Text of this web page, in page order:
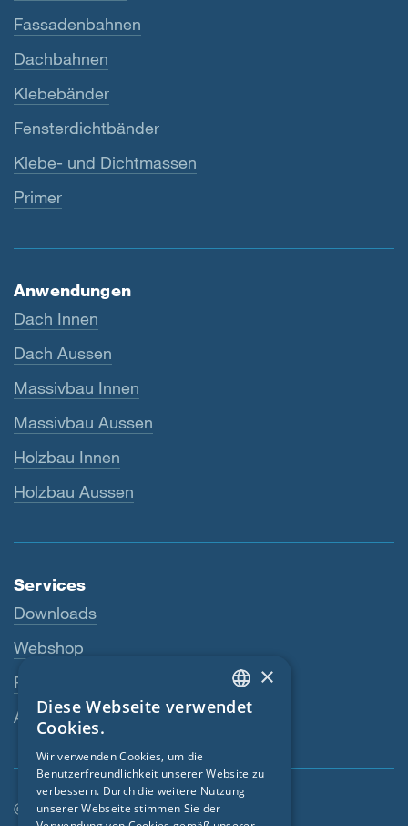
Fassadenbahnen
Dachbahnen
Klebebänder
Fensterdichtbänder
Klebe- und Dichtmassen
Primer
Anwendungen
Dach Innen
Dach Aussen
Massivbau Innen
Massivbau Aussen
Holzbau Innen
Holzbau Aussen
Services
Downloads
Webshop
Fachhändler
Ansprechperson
© SIGA 2026
ENGLISH
FRENCH
CZECH
×
Diese Webseite verwendet
Cookies.
Wir verwenden Cookies, um die
Benutzerfreundlichkeit unserer Website zu
verbessern. Durch die weitere Nutzung
unserer Webseite stimmen Sie der